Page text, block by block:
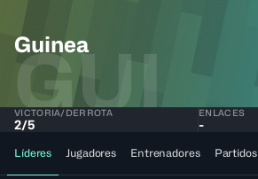
Guinea
GUI
VICTORIA/DERROTA
2/5
ENLACES
-
Líderes Jugadores Entrenadores Partidos